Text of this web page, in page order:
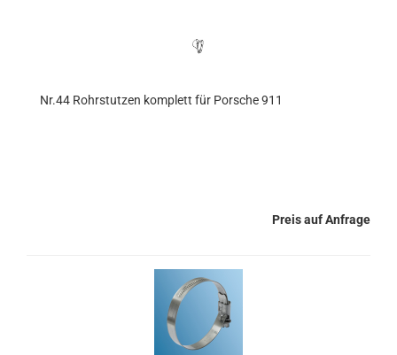
Nr.44 Rohrstutzen komplett für Porsche 911
Preis auf Anfrage